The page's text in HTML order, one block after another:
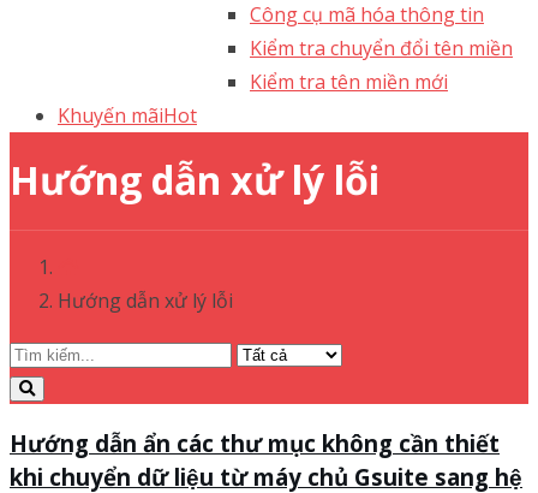
Công cụ mã hóa thông tin
Kiểm tra chuyển đổi tên miền
Kiểm tra tên miền mới
Khuyến mãiHot
Hướng dẫn xử lý lỗi
Hướng dẫn xử lý lỗi
Hướng dẫn ẩn các thư mục không cần thiết
khi chuyển dữ liệu từ máy chủ Gsuite sang hệ